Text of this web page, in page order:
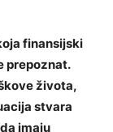
finansijski
prepoznat.
života,
stvara
imaju